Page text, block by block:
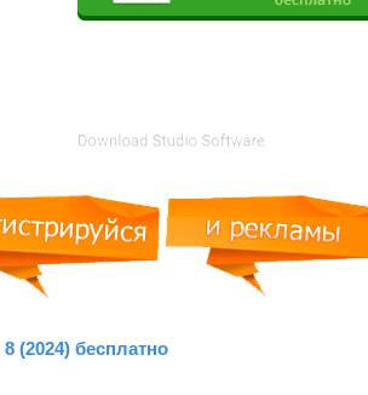
(2024) бесплатно